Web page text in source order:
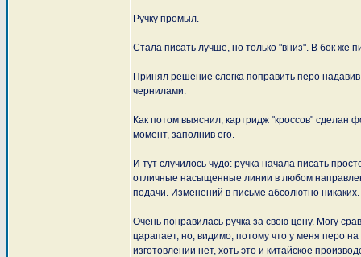
Ручку промыл.
Стала писать лучше, но только "вниз". В бок же
Принял решение слегка поправить перо
чернилами.
Как потом выяснил, картридж "кроссов" сделан
момент, заполнив его.
И тут случилось чудо: ручка начала писать
отличные насыщенные линии в любом
подачи. Изменений в письме абсолютно никаких.
Очень понравилась ручка за свою цену. Могу
царапает, но, видимо, потому что у меня перо
изготовлении нет, хоть это и китайское